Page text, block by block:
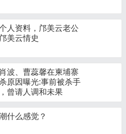
人资料，邝美云老公
美云情史
波、曹蕊馨在柬埔寨
原因曝光:事前被杀手
曾请人调和未果
什么感觉？